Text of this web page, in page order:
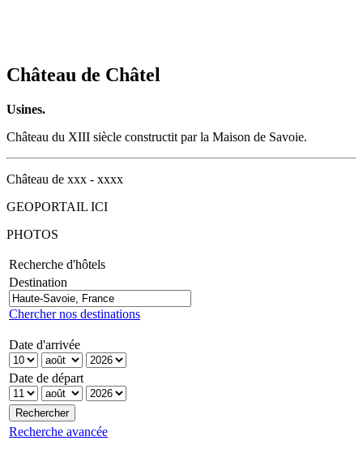
Château de Châtel
Usines.
Château du XIII siècle constructit par la Maison de Savoie.
Château de xxx - xxxx
GEOPORTAIL ICI
PHOTOS
Recherche d'hôtels
Destination
Chercher nos destinations
Date d'arrivée
Date de départ
Recherche avancée